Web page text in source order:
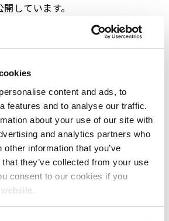
content and ads, to
features and to analyse our traffic.
about your use of our site with
and analytics partners who
information that you’ve
they’ve collected from your use
consent to our cookies if you
しています。
る資金提供等に関する情報
問い合わせ先